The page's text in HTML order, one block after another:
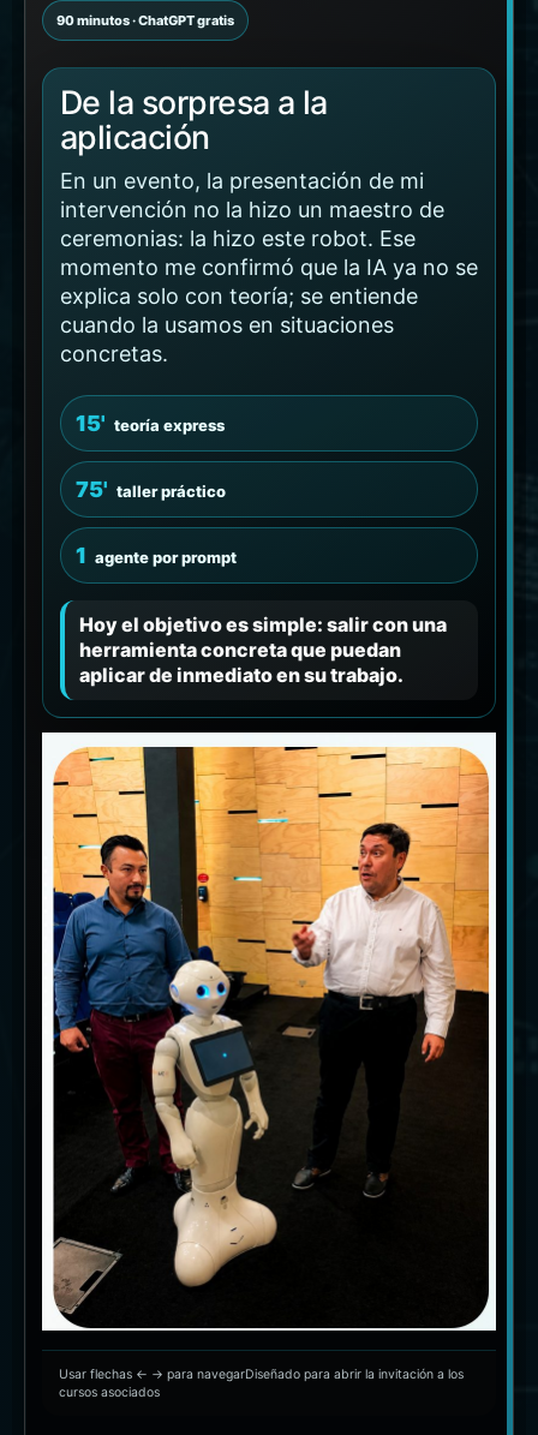
90 minutos · ChatGPT gratis
De la sorpresa a la
aplicación
En un evento, la presentación de mi
intervención no la hizo un maestro de
ceremonias: la hizo este robot. Ese
momento me confirmó que la IA ya no se
explica solo con teoría; se entiende
cuando la usamos en situaciones
concretas.
15' teoría express
75' taller práctico
1 agente por prompt
Hoy el objetivo es simple: salir con una
herramienta concreta que puedan
aplicar de inmediato en su trabajo.
Usar flechas ← → para navegarDiseñado para abrir la invitación a los
cursos asociados